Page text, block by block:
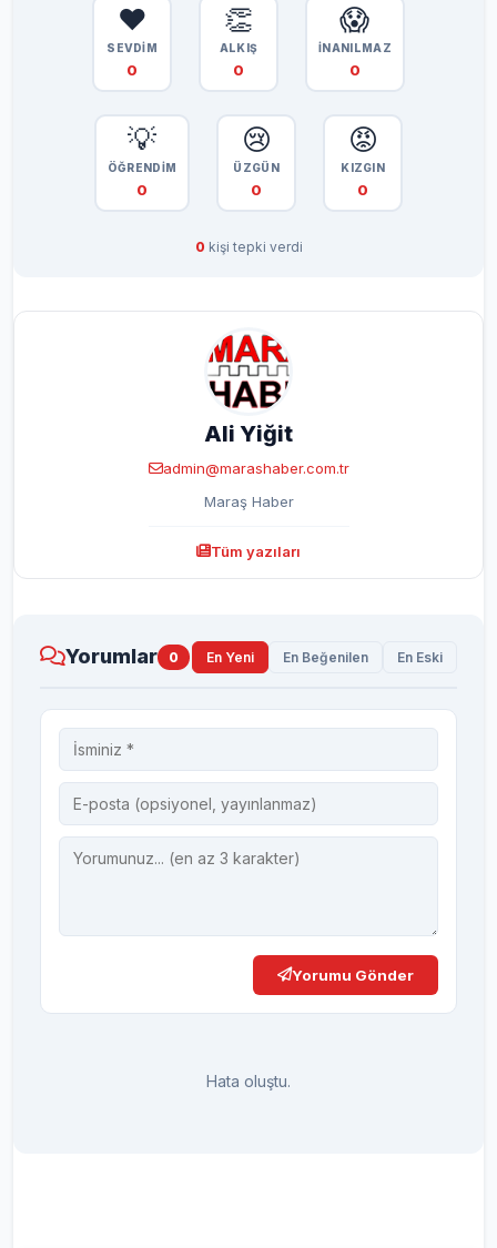
❤️
SEVDİM
0
👏
ALKIŞ
0
😱
İNANILMAZ
0
💡
ÖĞRENDİM
0
😢
ÜZGÜN
0
😡
KIZGIN
0
0 kişi tepki verdi
Ali Yiğit
admin@marashaber.com.tr
Maraş Haber
Tüm yazıları
Yorumlar 0 En Yeni En Beğenilen En Eski
Yorumu Gönder
Hata oluştu.